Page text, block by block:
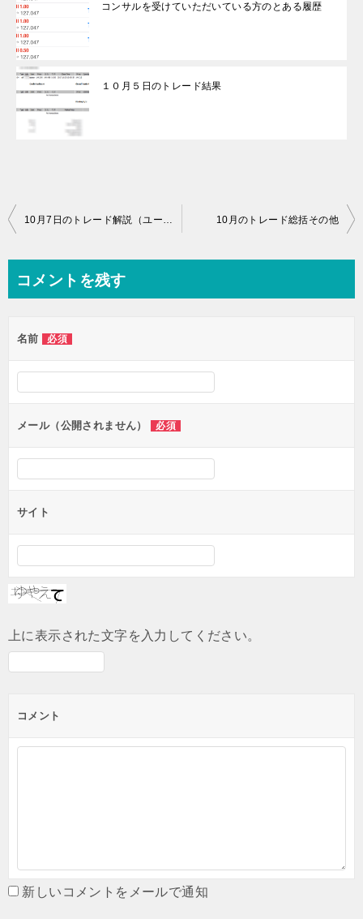
コンサルを受けていただいている方のとある履歴
１０月５日のトレード結果
投
ビ
ー
シ
ン
10月7日のトレード解説（ユーロドル） 10月のトレード総括その他
コメントを残す
名前 必須
メール（公開されません） 必須
サイト
上に表示された文字を入力してください。
コメント
新しいコメントをメールで通知